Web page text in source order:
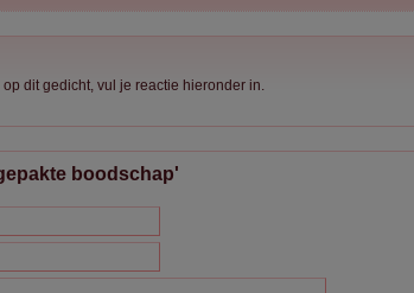
dit gedicht, vul je reactie hieronder in.
boodschap'